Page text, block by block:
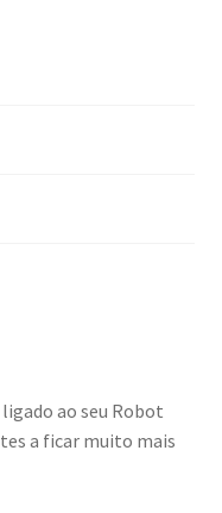
ao seu Robot
a ficar muito mais